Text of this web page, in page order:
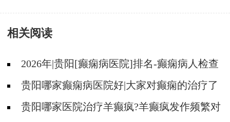
相关阅读
2026年|贵阳[癫痫病医院]排名-癫痫病人检查
对身体有影响吗?
贵阳哪家癫痫病医院好|大家对癫痫的治疗了
解吗?贵阳哪家医院治疗羊癫疯?羊癫疯发作频繁对